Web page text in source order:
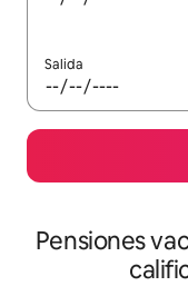
Salida
Pensiones